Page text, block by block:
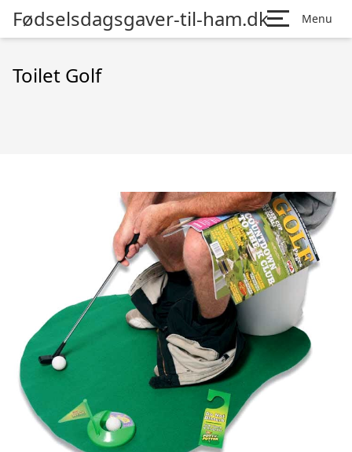
Fødselsdagsgaver-til-ham.dk Menu
Toilet Golf